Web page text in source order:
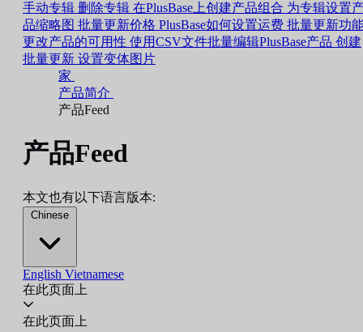
手动专辑 删除专辑 在PlusBase上创建产品组合 为专辑设置
品缩略图 批量更新价格 PlusBase如何设置运费 批量更新功
更改产品的可用性 使用CSV文件批量编辑PlusBase产品 创建
批量更新 设置变体图片
家
产品简介
产品Feed
产品Feed
本文也有以下语言版本:
Chinese
English Vietnamese
在此页面上
在此页面上